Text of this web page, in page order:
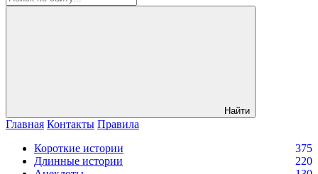
Найти
Главная Контакты Правила
Короткие истории
375
Длинные истории
220